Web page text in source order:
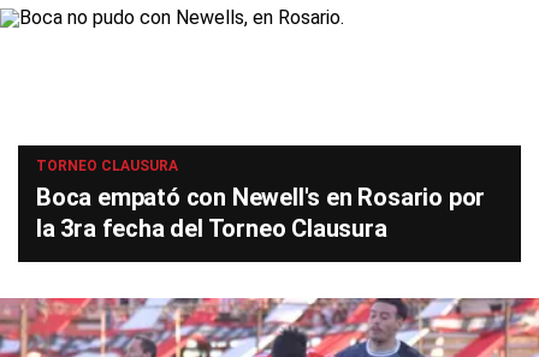
TORNEO CLAUSURA
Boca empató con Newell's en Rosario por
la 3ra fecha del Torneo Clausura